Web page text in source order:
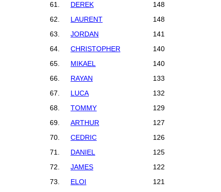
61.
DEREK
148
62.
LAURENT
148
63.
JORDAN
141
64.
CHRISTOPHER
140
65.
MIKAEL
140
66.
RAYAN
133
67.
LUCA
132
68.
TOMMY
129
69.
ARTHUR
127
70.
CEDRIC
126
71.
DANIEL
125
72.
JAMES
122
73.
ELOI
121